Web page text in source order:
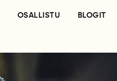
OSALLISTU BLOGIT